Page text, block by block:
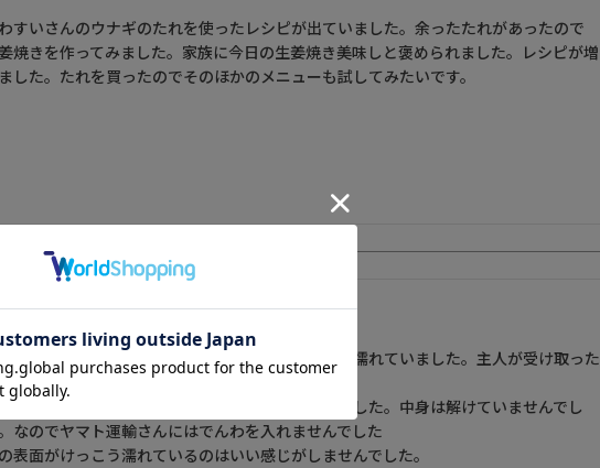
すいさんのウナギのたれを使ったレシピが出ていました。余ったたれがあったので
焼きを作ってみました。家族に今日の生姜焼き美味しと褒められました。レシピが増
した。たれを買ったのでそのほかのメニューも試してみたいです。
も美味しいうなぎをありがとうございます。
も配達を楽しみにしていました。
ール便ですが段ボールの上は水がしみていて伝票も濡れていました。主人が受け取った
くろねこさんに何も言いませんでした。
は冷凍品が解けているのかと思いすぐに開けてみました。中身は解けていませんでし
なのでヤマト運輸さんにはでんわを入れませんでした
表面がけっこう濡れているのはいい感じがしませんでした。